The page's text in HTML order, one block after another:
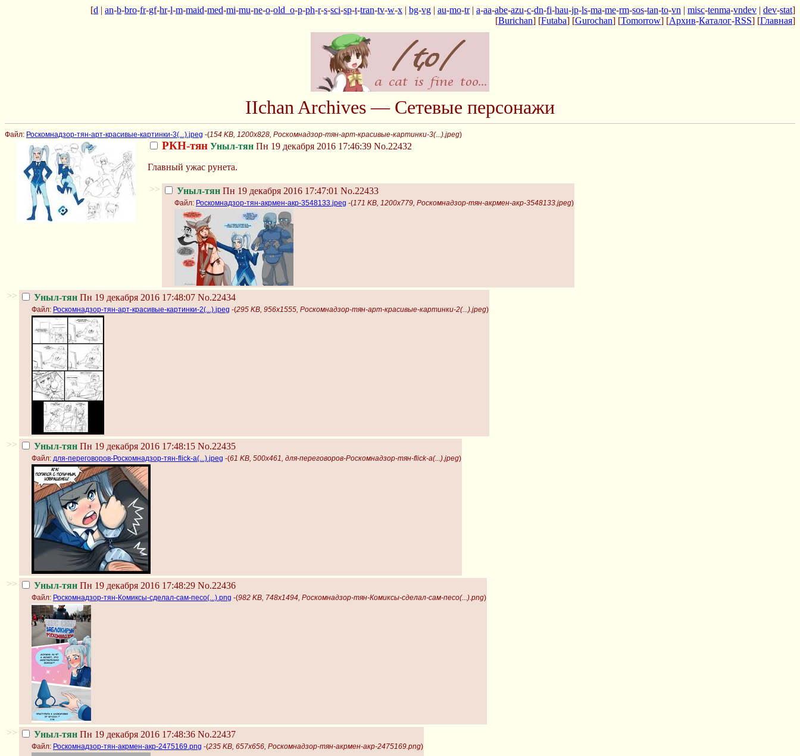
[d | an-b-bro-fr-gf-hr-l-m-maid-med-mi-mu-ne-o-old_o-p-ph-r-s-sci-sp-t-tran-tv-w-x | bg-vg | au-mo-tr| a-aa-abe-azu-c-dn-fi-hau-jp-ls-ma-me-rm-sos-tan-to-vn | misc-tenma-vndev | dev-stat]
[Burichan] [Futaba] [Gurochan] [Tomorrow] [Архив-Каталог-RSS] [Главная]
IIchan Archives — Сетевые персонажи
Файл: Роскомнадзор-тян-арт-красивые-картинки-3(...).jpeg -(154 KB, 1200x828, Роскомнадзор-тян-арт-красивые-картинки-3(...).jpeg)
РКН-тян Уныл-тян Пн 19 декабря 2016 17:46:39 No.22432
Главный ужас рунета.
>> Уныл-тян Пн 19 декабря 2016 17:47:01 No.22433
Файл: Роскомнадзор-тян-акрмен-акр-3548133.jpeg -(171 KB, 1200x779, Роскомнадзор-тян-акрмен-акр-3548133.jpeg)
>> Уныл-тян Пн 19 декабря 2016 17:48:07 No.22434
Файл: Роскомнадзор-тян-арт-красивые-картинки-2(...).jpeg -(295 KB, 956x1555, Роскомнадзор-тян-арт-красивые-картинки-2(...).jpeg)
>> Уныл-тян Пн 19 декабря 2016 17:48:15 No.22435
Файл: для-переговоров-Роскомнадзор-тян-flick-a(...).jpeg -(61 KB, 500x461, для-переговоров-Роскомнадзор-тян-flick-a(...).jpeg)
>> Уныл-тян Пн 19 декабря 2016 17:48:29 No.22436
Файл: Роскомнадзор-тян-Комиксы-сделал-сам-песо(...).png -(982 KB, 748x1494, Роскомнадзор-тян-Комиксы-сделал-сам-песо(...).png)
>> Уныл-тян Пн 19 декабря 2016 17:48:36 No.22437
Файл: Роскомнадзор-тян-акрмен-акр-2475169.png -(235 KB, 657x656, Роскомнадзор-тян-акрмен-акр-2475169.png)